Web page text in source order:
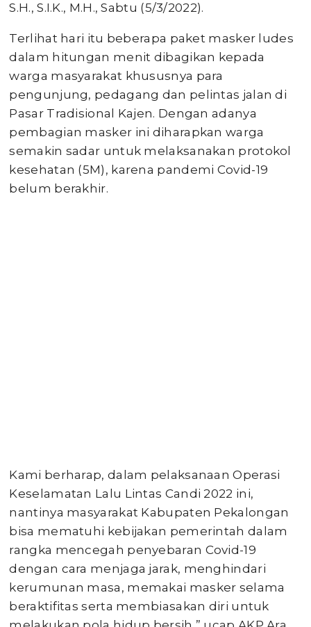
S.H., S.I.K., M.H., Sabtu (5/3/2022).
Terlihat hari itu beberapa paket masker ludes
dalam hitungan menit dibagikan kepada
warga masyarakat khususnya para
pengunjung, pedagang dan pelintas jalan di
Pasar Tradisional Kajen. Dengan adanya
pembagian masker ini diharapkan warga
semakin sadar untuk melaksanakan protokol
kesehatan (5M), karena pandemi Covid-19
belum berakhir.
Kami berharap, dalam pelaksanaan Operasi
Keselamatan Lalu Lintas Candi 2022 ini,
nantinya masyarakat Kabupaten Pekalongan
bisa mematuhi kebijakan pemerintah dalam
rangka mencegah penyebaran Covid-19
dengan cara menjaga jarak, menghindari
kerumunan masa, memakai masker selama
beraktifitas serta membiasakan diri untuk